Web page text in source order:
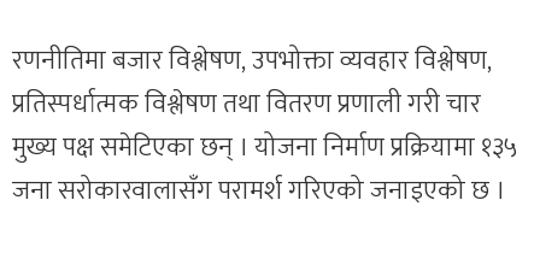
रणनीतिमा बजार विश्लेषण, उपभोक्ता व्यवहार विश्लेषण,
प्रतिस्पर्धात्मक विश्लेषण तथा वितरण प्रणाली गरी चार
मुख्य पक्ष समेटिएका छन् । योजना निर्माण प्रक्रियामा १३५
जना सरोकारवालासँग परामर्श गरिएको जनाइएको छ ।